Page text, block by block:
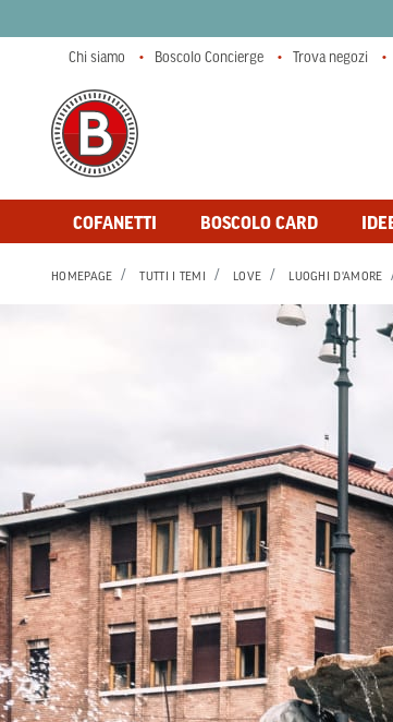
COFANETTI BOSCOLO CARD
Chi siamo Boscolo Concierge Trova negozi
HOMEPAGE TUTTI I TEMI LOVE LUOGHI D'AMORE